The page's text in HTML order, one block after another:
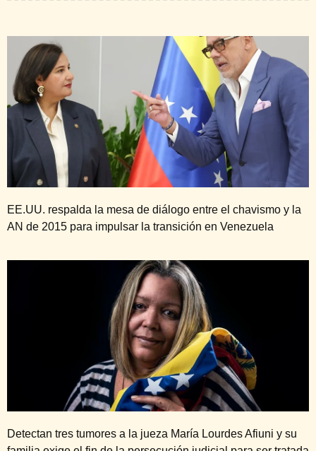
EE.UU. respalda la mesa de diálogo entre el chavismo y la
AN de 2015 para impulsar la transición en Venezuela
Detectan tres tumores a la jueza María Lourdes Afiuni y su